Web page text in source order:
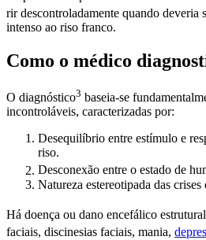
rir descontroladamente quando deveria
intenso ao riso franco.
Como o médico
O diagnóstico3 baseia-se
incontroláveis, caracterizadas por:
Desequilíbrio entre estímulo e
riso.
Desconexão entre o estado de
Natureza estereotipada das
Há doença ou dano encefálico
faciais, discinesias faciais, mania,